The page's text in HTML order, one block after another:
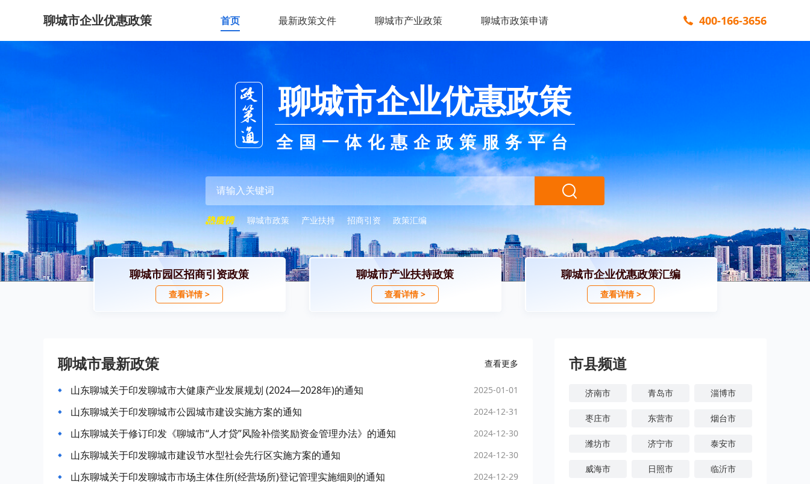
聊城市企业优惠政策 首页 最新政策文件 聊城市产业政策 聊城市政策申请 400-166-3656
聊城市企业优惠政策
全国一体化惠企政策服务平台
聊城市政策 产业扶持 招商引资 政策汇编
聊城市园区招商引资政策
查看详情 >
聊城市产业扶持政策
查看详情 >
聊城市企业优惠政策汇编
查看详情 >
聊城市最新政策 查看更多
山东聊城关于印发聊城市大健康产业发展规划 (2024—2028年)的通知 2025-01-01
山东聊城关于印发聊城市公园城市建设实施方案的通知 2024-12-31
山东聊城关于修订印发《聊城市“人才贷”风险补偿奖励资金管理办法》的通知 2024-12-30
山东聊城关于印发聊城市建设节水型社会先行区实施方案的通知 2024-12-30
山东聊城关于印发聊城市市场主体住所(经营场所)登记管理实施细则的通知 2024-12-29
市县频道
济南市 青岛市 淄博市
枣庄市 东营市 烟台市
潍坊市 济宁市 泰安市
威海市 日照市 临沂市